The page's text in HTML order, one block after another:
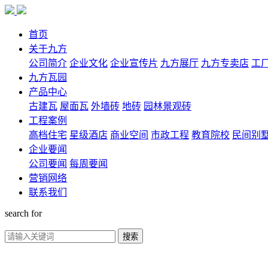
首页
关于九方
公司简介 企业文化 企业宣传片 九方展厅 九方专卖店 工
九方瓦园
产品中心
古建瓦 屋面瓦 外墙砖 地砖 园林景观砖
工程案例
高档住宅 星级酒店 商业空间 市政工程 教育院校 民间别
企业要闻
公司要闻 每周要闻
营销网络
联系我们
search for
搜索